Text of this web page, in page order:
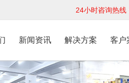
24小时咨询热
新闻资讯 解决方案 客户